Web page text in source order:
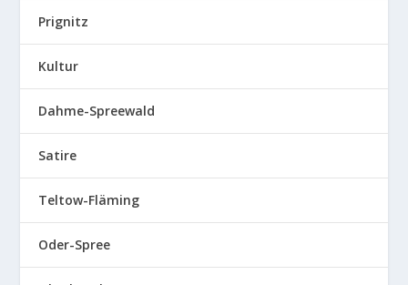
Prignitz
Kultur
Dahme-Spreewald
Satire
Teltow-Fläming
Oder-Spree